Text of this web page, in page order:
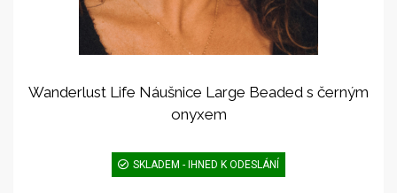
Wanderlust Life Náušnice Large Beaded s černým
onyxem
SKLADEM - IHNED K ODESLÁNÍ